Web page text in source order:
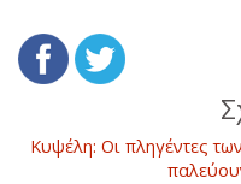
Κυψέλη: Οι πληγέντες